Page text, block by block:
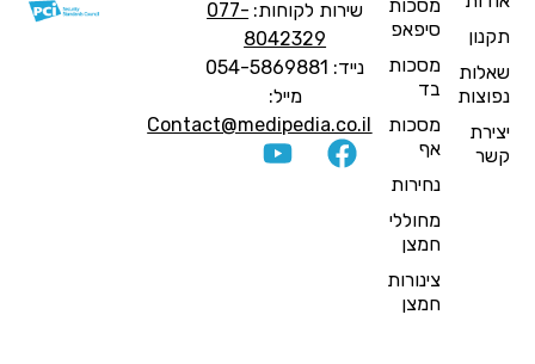
תקנון
שאלות
נפוצות
יצירת
קשר
מסכות
סיפאפ
מסכות
בד
מסכות
נחירות
מחוללי
חמצן
צינורות
חמצן
שירות לקוחות:077-
8042329
נייד: 054-5869881
מייל:
Contact@medipedia.co.il